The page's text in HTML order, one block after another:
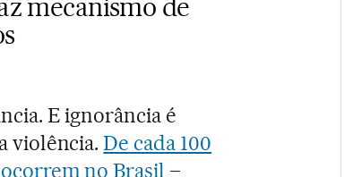
mecanismo de
E ignorância é
violência.De cada 100
no Brasil –